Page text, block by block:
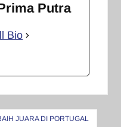
Putra
Bio
JUARA DI PORTUGAL